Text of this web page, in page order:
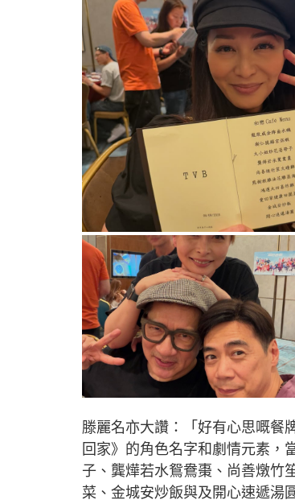
滕麗名亦大讚：「好有心思嘅餐
回家》的角色名字和劇情元素，
子、龔燁若水鴛鴦棗、尚善燉竹
菜、金城安炒飯與及開心速遞湯